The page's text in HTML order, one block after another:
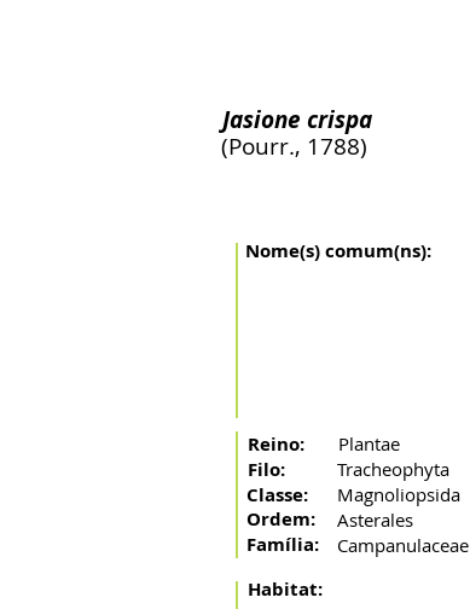
Jasione crispa
Nome(s) comum(ns):
Reino: Plantae
Filo:
Tracheophyta
Magnoliopsida
Classe:
Asterales
Ordem:
Campanulaceae
Família:
Habitat:
(Pourr., 1788)